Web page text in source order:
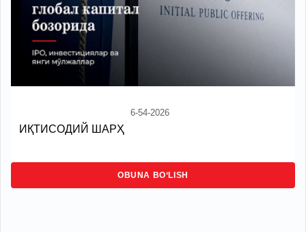
6-54-2026
ИҚТИСОДИЙ ШАРҲ
OBUNA BO‘LISH